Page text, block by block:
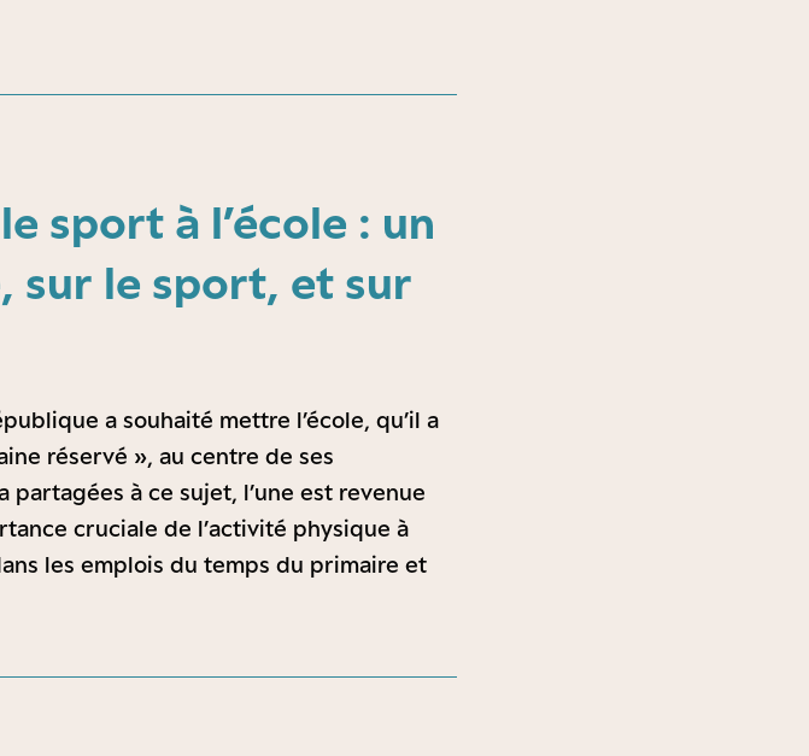
sport à l’école : un
sur le sport, et sur
a souhaité mettre l’école, qu’il a
réservé », au centre de ses
partagées à ce sujet, l’une est revenue
cruciale de l’activité physique à
les emplois du temps du primaire et